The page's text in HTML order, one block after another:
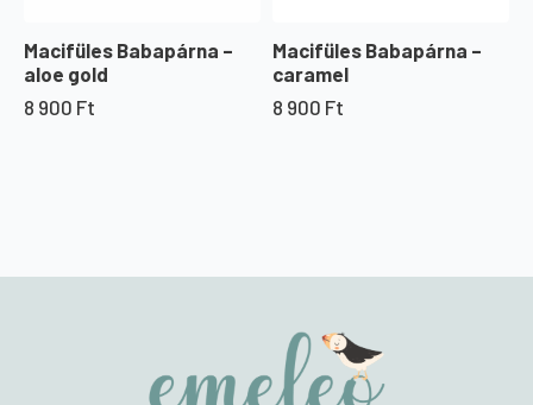
Macifüles Babapárna –
aloe gold
8 900 Ft
Macifüles Babapárna –
caramel
8 900 Ft